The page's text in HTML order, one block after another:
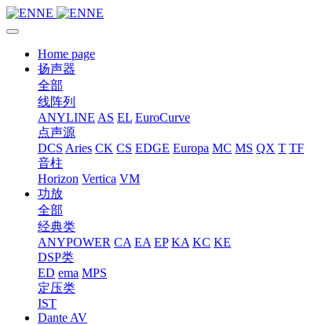
Home page
扬声器
全部
线阵列
ANYLINE AS EL EuroCurve
点声源
DCS Aries CK CS EDGE Europa MC MS QX T TF
音柱
Horizon Vertica VM
功放
全部
经典类
ANYPOWER CA EA EP KA KC KE
DSP类
ED ema MPS
定压类
IST
Dante AV